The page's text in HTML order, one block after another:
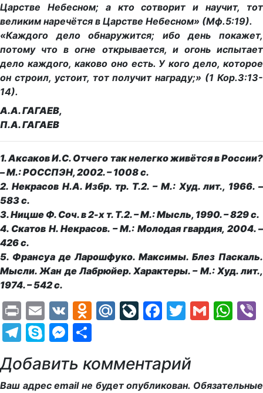
Царстве Небесном; а кто сотворит и научит, тот
великим наречётся в Царстве Небесном» (Мф.5:19).
«Каждого дело обнаружится; ибо день покажет,
потому что в огне открывается, и огонь испытает
дело каждого, каково оно есть. У кого дело, которое
он строил, устоит, тот получит награду;» (1 Кор.3:13-
14).
А.А. ГАГАЕВ,
П.А. ГАГАЕВ
1. Аксаков И.С. Отчего так нелегко живётся в России?
– М.: РОССПЭН, 2002. – 1008 с.
2. Некрасов Н.А. Избр. тр. Т.2. – М.: Худ. лит., 1966. –
583 с.
3. Ницше Ф. Соч. в 2-х т. Т.2. – М.: Мысль, 1990. – 829 с.
4. Скатов Н. Некрасов. – М.: Молодая гвардия, 2004. –
426 с.
5. Франсуа де Ларошфуко. Максимы. Блез Паскаль.
Мысли. Жан де Лабрюйер. Характеры. – М.: Худ. лит.,
1974. – 542 с.
PrintEmail
VK Odnoklassniki
Mail.Ru
LiveJournal
Facebook
Twitter
Gmail
Telegram
SkypeMessenger
Добавить комментарий
Ваш адрес email не будет опубликован. Обязательные